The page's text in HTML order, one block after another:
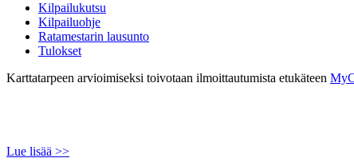
Kilpailukutsu
Kilpailuohje
Ratamestarin lausunto
Tulokset
Karttatarpeen arvioimiseksi toivotaan ilmoittautumista etukäteen
Lue lisää >>